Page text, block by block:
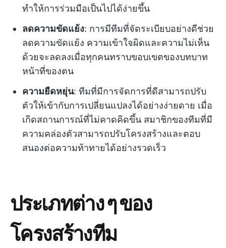
ทำให้การร่วมมือเป็นไปได้ง่ายขึ้น
ลดความขัดแย้ง: การมีทีมที่จัดระเบียบอย่างดีช่วย
ลดความขัดแย้ง ความเข้าใจผิดและความไม่เห็น
ด้วยจะลดลงเมื่อทุกคนทราบขอบเขตของบทบาท
หน้าที่ของตน
ความยืดหยุ่น: ทีมที่มีการจัดการที่ดีสามารถปรับ
ตัวให้เข้ากับการเปลี่ยนแปลงได้อย่างง่ายดาย เมื่อ
เกิดสถานการณ์ที่ไม่คาดคิดขึ้น สมาชิกของทีมที่มี
ความคล่องตัวสามารถปรับโครงสร้างและตอบ
สนองต่อความท้าทายได้อย่างรวดเร็ว
ประเภทต่าง ๆ ของ
โครงสร้างทีม